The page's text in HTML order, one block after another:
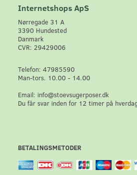
Internetshops ApS
Nørregade 31 A
3390 Hundested
Danmark
CVR: 29429006
Telefon: 47985590
Man-tors. 10.00 - 14.00
Email: info@stoevsugerposer.dk
Du får svar inden for 12 timer på
BETALINGSMETODER